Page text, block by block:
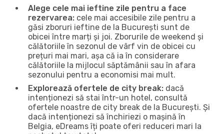
Alege cele mai ieftine zile pentru a face
rezervarea: cele mai accesibile zile pentru a
găsi zboruri ieftine de la București sunt de
obicei între marți și joi. Zborurile de weekend și
călătoriile în sezonul de vârf vin de obicei cu
prețuri mai mari, așa că ia în considerare
călătoriile la mijlocul săptămânii sau în afara
sezonului pentru a economisi mai mult.
Explorează ofertele de city break: dacă
intenționezi să stai într-un hotel, consultă
ofertele noastre de city break de la București. Și
dacă intenționezi să închiriezi o mașină în
Belgia, eDreams îți poate oferi reduceri mari la